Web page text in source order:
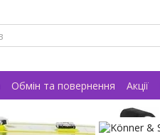
Обмін та повернення Акції